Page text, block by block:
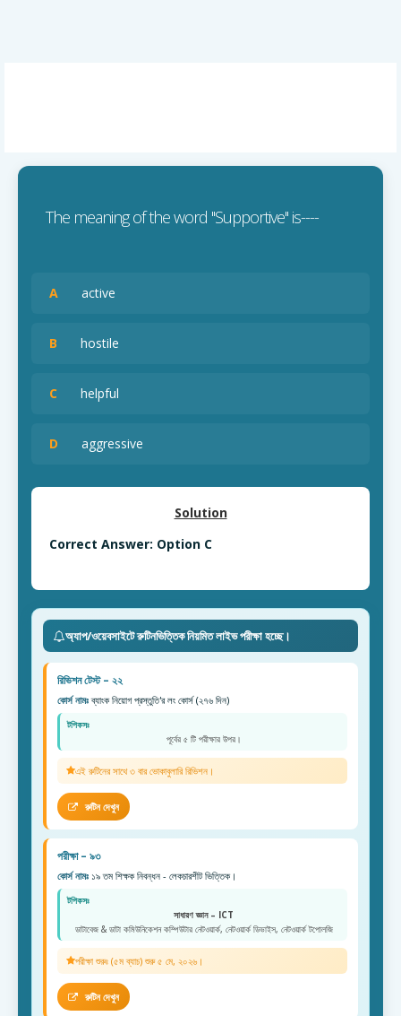
The meaning of the word ''Supportive'' is----
A active
B hostile
C helpful
D aggressive
Solution
Correct Answer: Option C
অ্যাপ/ওয়েবসাইটে রুটিনভিত্তিক নিয়মিত লাইভ পরীক্ষা হচ্ছে।
রিভিশন টেস্ট – ২২
কোর্স নামঃব্যাংক নিয়োগ প্রস্তুতি'র লং কোর্স (২৭৬ দিন)
টপিকসঃ
পূর্বের ৫ টি পরীক্ষার উপর।
এই রুটিনের সাথে ৩ বার ভোকাবুলারি রিভিশন।
রুটিন দেখুন
পরীক্ষা – ৯৩
কোর্স নামঃ ১৯ তম শিক্ষক নিবন্ধন - লেকচারশীট ভিত্তিক।
টপিকসঃ
সাধারণ জ্ঞান – ICT
ডাটাবেজ & ডাটা কমিউনিকেশন কম্পিউটার নেটওয়ার্ক, নেটওয়ার্ক ডিভাইস, নেটওয়ার্ক টপোলজি
পরীক্ষা শুরুঃ (৫ম ব্যাচ) শুরু ৫ মে, ২০২৬।
রুটিন দেখুন